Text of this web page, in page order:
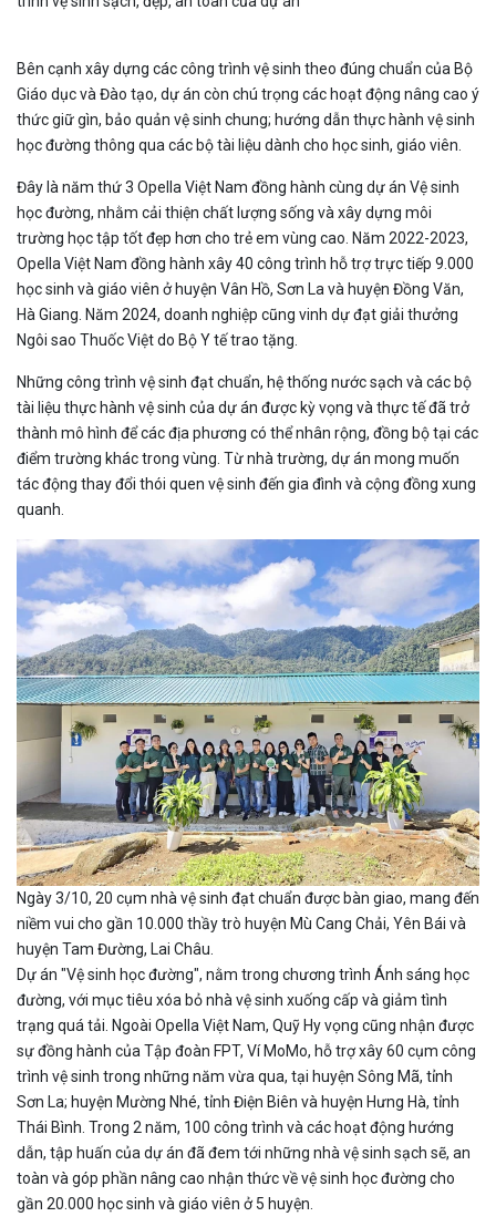
Bên cạnh xây dựng các công trình vệ sinh theo đúng chuẩn của Bộ
Giáo dục và Đào tạo, dự án còn chú trọng các hoạt động nâng cao ý
thức giữ gìn, bảo quản vệ sinh chung; hướng dẫn thực hành vệ sinh
học đường thông qua các bộ tài liệu dành cho học sinh, giáo viên.
Đây là năm thứ 3 Opella Việt Nam đồng hành cùng dự án Vệ sinh
học đường, nhằm cải thiện chất lượng sống và xây dựng môi
trường học tập tốt đẹp hơn cho trẻ em vùng cao. Năm 2022-2023,
Opella Việt Nam đồng hành xây 40 công trình hỗ trợ trực tiếp 9.000
học sinh và giáo viên ở huyện Vân Hồ, Sơn La và huyện Đồng Văn,
Hà Giang. Năm 2024, doanh nghiệp cũng vinh dự đạt giải thưởng
Ngôi sao Thuốc Việt do Bộ Y tế trao tặng.
Những công trình vệ sinh đạt chuẩn, hệ thống nước sạch và các bộ
tài liệu thực hành vệ sinh của dự án được kỳ vọng và thực tế đã trở
thành mô hình để các địa phương có thể nhân rộng, đồng bộ tại các
điểm trường khác trong vùng. Từ nhà trường, dự án mong muốn
tác động thay đổi thói quen vệ sinh đến gia đình và cộng đồng xung
quanh.
Ngày 3/10, 20 cụm nhà vệ sinh đạt chuẩn được bàn giao, mang đến
niềm vui cho gần 10.000 thầy trò huyện Mù Cang Chải, Yên Bái và
huyện Tam Đường, Lai Châu.
Dự án "Vệ sinh học đường", nằm trong chương trình Ánh sáng học
đường, với mục tiêu xóa bỏ nhà vệ sinh xuống cấp và giảm tình
trạng quá tải. Ngoài Opella Việt Nam, Quỹ Hy vọng cũng nhận được
sự đồng hành của Tập đoàn FPT, Ví MoMo, hỗ trợ xây 60 cụm công
trình vệ sinh trong những năm vừa qua, tại huyện Sông Mã, tỉnh
Sơn La; huyện Mường Nhé, tỉnh Điện Biên và huyện Hưng Hà, tỉnh
Thái Bình. Trong 2 năm, 100 công trình và các hoạt động hướng
dẫn, tập huấn của dự án đã đem tới những nhà vệ sinh sạch sẽ, an
toàn và góp phần nâng cao nhận thức về vệ sinh học đường cho
gần 20.000 học sinh và giáo viên ở 5 huyện.